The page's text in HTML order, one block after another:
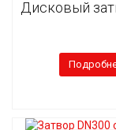
Дисковый